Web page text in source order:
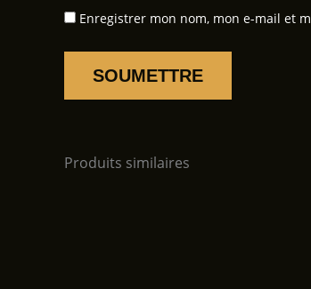
Enregistrer mon nom, mon e-mail et
Produits similaires